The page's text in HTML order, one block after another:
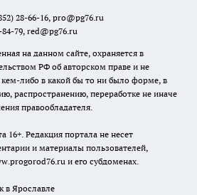
28-66-16, pro@pg76.ru
84-79, red@pg76.ru
на данном сайте, охраняется в
РФ об авторском праве и не
либо в какой бы то ни было форме, в
распространению, переработке не иначе
правообладателя.
16+. Редакция портала не несет
и материалы пользователей,
и его субдоменах.
в Ярославле